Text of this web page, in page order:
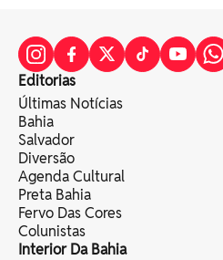
Editorias
Últimas Notícias
Bahia
Salvador
Diversão
Agenda Cultural
Preta Bahia
Fervo Das Cores
Colunistas
Interior Da Bahia